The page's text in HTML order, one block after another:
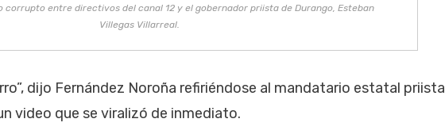
corrupto entre directivos del canal 12 y el gobernador priista de Durango, Esteban
Villegas Villarreal.
dijo Fernández Noroña refiriéndose al mandatario estatal priista
video que se viralizó de inmediato.